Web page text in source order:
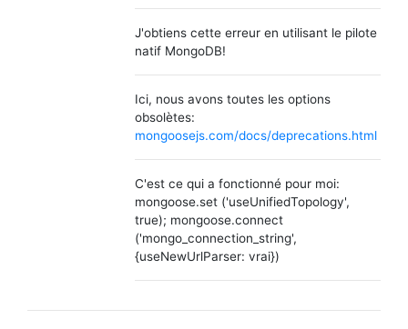
J'obtiens cette erreur en utilisant le pilote
natif MongoDB!
Ici, nous avons toutes les options
obsolètes:
mongoosejs.com/docs/deprecations.html
C'est ce qui a fonctionné pour moi:
mongoose.set ('useUnifiedTopology',
true); mongoose.connect
('mongo_connection_string',
{useNewUrlParser: vrai})